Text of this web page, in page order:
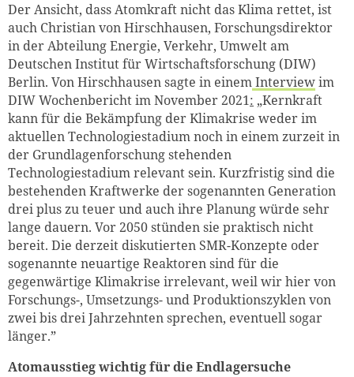
Der Ansicht, dass Atomkraft nicht das Klima rettet, ist
auch Christian von Hirschhausen, Forschungsdirektor
in der Abteilung Energie, Verkehr, Umwelt am
Deutschen Institut für Wirtschaftsforschung (DIW)
Berlin. Von Hirschhausen sagte in einemInterviewim
DIW Wochenbericht im November 2021: „Kernkraft
kann für die Bekämpfung der Klimakrise weder im
aktuellen Technologiestadium noch in einem zurzeit in
der Grundlagenforschung stehenden
Technologiestadium relevant sein. Kurzfristig sind die
bestehenden Kraftwerke der sogenannten Generation
drei plus zu teuer und auch ihre Planung würde sehr
lange dauern. Vor 2050 stünden sie praktisch nicht
bereit. Die derzeit diskutierten SMR-Konzepte oder
sogenannte neuartige Reaktoren sind für die
gegenwärtige Klimakrise irrelevant, weil wir hier von
Forschungs-, Umsetzungs- und Produktionszyklen von
zwei bis drei Jahrzehnten sprechen, eventuell sogar
länger.”
Atomausstieg wichtig für die Endlagersuche